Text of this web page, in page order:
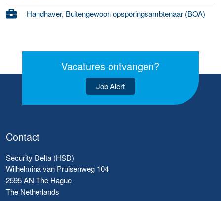
Handhaver, Buitengewoon opsporingsambtenaar (BOA)
Vacatures ontvangen?
Job Alert
Contact
Security Delta (HSD)
Wilhelmina van Pruisenweg 104
2595 AN The Hague
The Netherlands